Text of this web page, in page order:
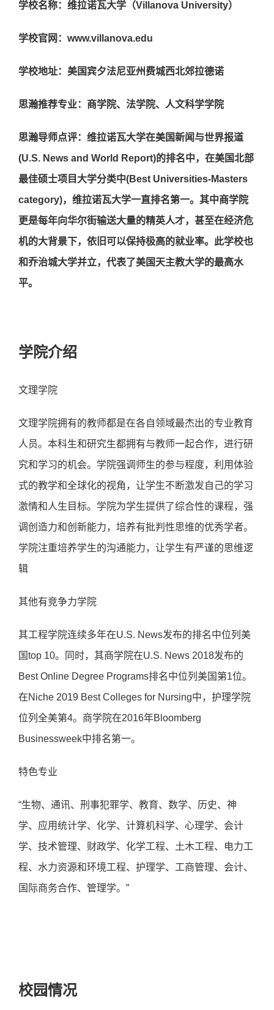
学校名称：维拉诺瓦大学（Villanova University）
学校官网：www.villanova.edu
学校地址：美国宾夕法尼亚州费城西北郊拉德诺
思瀚推荐专业：商学院、法学院、人文科学学院
思瀚导师点评：维拉诺瓦大学在美国新闻与世界报道
(U.S. News and World Report)的排名中，在美国北部
最佳硕士项目大学分类中(Best Universities-Masters
category)，维拉诺瓦大学一直排名第一。其中商学院
更是每年向华尔街输送大量的精英人才，甚至在经济危
机的大背景下，依旧可以保持极高的就业率。此学校也
和乔治城大学并立，代表了美国天主教大学的最高水
平。
学院介绍
文理学院
文理学院拥有的教师都是在各自领域最杰出的专业教育
人员。本科生和研究生都拥有与教师一起合作，进行研
究和学习的机会。学院强调师生的参与程度，利用体验
式的教学和全球化的视角，让学生不断激发自己的学习
激情和人生目标。学院为学生提供了综合性的课程，强
调创造力和创新能力，培养有批判性思维的优秀学者。
学院注重培养学生的沟通能力，让学生有严谨的思维逻
辑
其他有竞争力学院
其工程学院连续多年在U.S. News发布的排名中位列美
国top 10。同时，其商学院在U.S. News 2018发布的
Best Online Degree Programs排名中位列美国第1位。
在Niche 2019 Best Colleges for Nursing中，护理学院
位列全美第4。商学院在2016年Bloomberg
Businessweek中排名第一。
特色专业
“生物、通讯、刑事犯罪学、教育、数学、历史、神
学、应用统计学、化学、计算机科学、心理学、会计
学、技术管理、财政学、化学工程、土木工程、电力工
程、水力资源和环境工程、护理学、工商管理、会计、
国际商务合作、管理学。”
校园情况